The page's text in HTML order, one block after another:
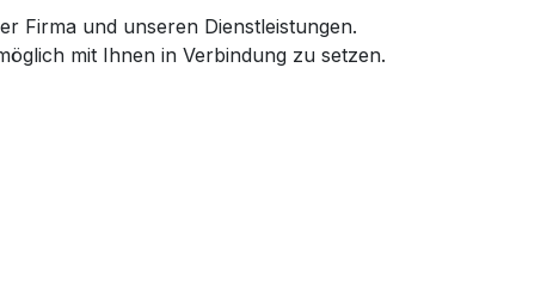
Firma und unseren Dienstleistungen.
mit Ihnen in Verbindung zu setzen.